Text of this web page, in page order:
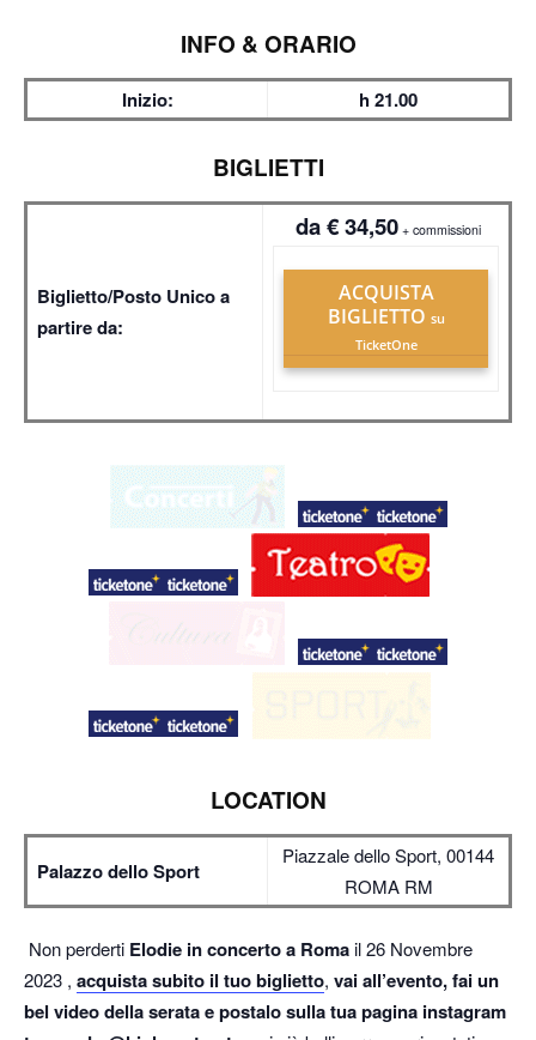
INFO & ORARIO
Inizio: h 21.00
BIGLIETTI
Biglietto/Posto Unico a
partire da:
da € 34,50 + commissioni
ACQUISTA
BIGLIETTO su
TicketOne
LOCATION
Palazzo dello Sport
Piazzale dello Sport, 00144
ROMA RM
Non perderti Elodie in concerto a Romail 26 Novembre
2023 , acquista subito il tuo biglietto, vai all’evento, fai un
bel video della serata e postalo sulla tua pagina instagram